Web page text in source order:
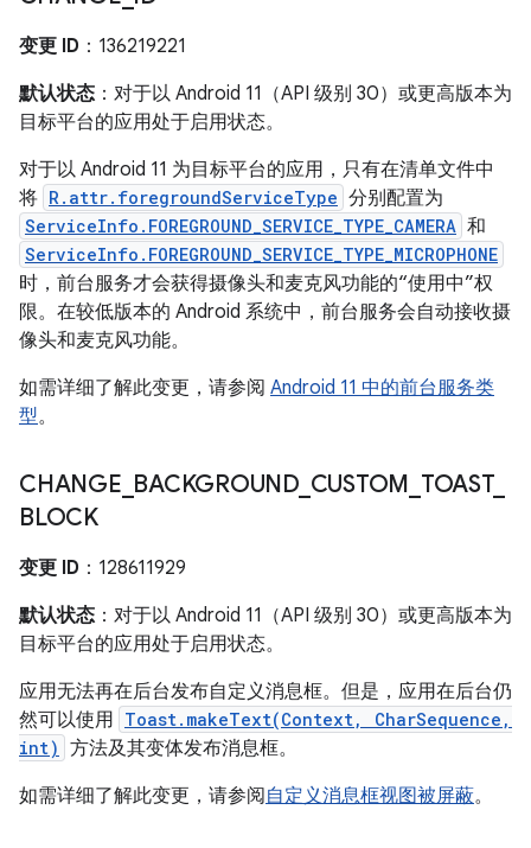
变更 ID ：136219221
默认状态 ：对于以 Android 11（API 级别 30）或更高版本为
目标平台的应用处于启用状态。
对于以 Android 11 为目标平台的应用，只有在清单文件中
将 R.attr.foregroundServiceType 分别配置为
ServiceInfo.FOREGROUND_SERVICE_TYPE_CAMERA 和
ServiceInfo.FOREGROUND_SERVICE_TYPE_MICROPHONE
时，前台服务才会获得摄像头和麦克风功能的“使用中”权
限。在较低版本的 Android 系统中，前台服务会自动接收摄
像头和麦克风功能。
如需详细了解此变更，请参阅 Android 11 中的前台服务类
型。
CHANGE BACKGROUND_ CUSTOM TOAST_
BLOCK
变更 ID ：128611929
默认状态 ：对于以 Android 11（API 级别 30）或更高版本为
目标平台的应用处于启用状态。
应用无法再在后台发布自定义消息框。但是，应用在后台仍
然可以使用 Toast.makeText(Context, CharSequence,
int) 方法及其变体发布消息框。
如需详细了解此变更，请参阅 自定义消息框视图被屏蔽。